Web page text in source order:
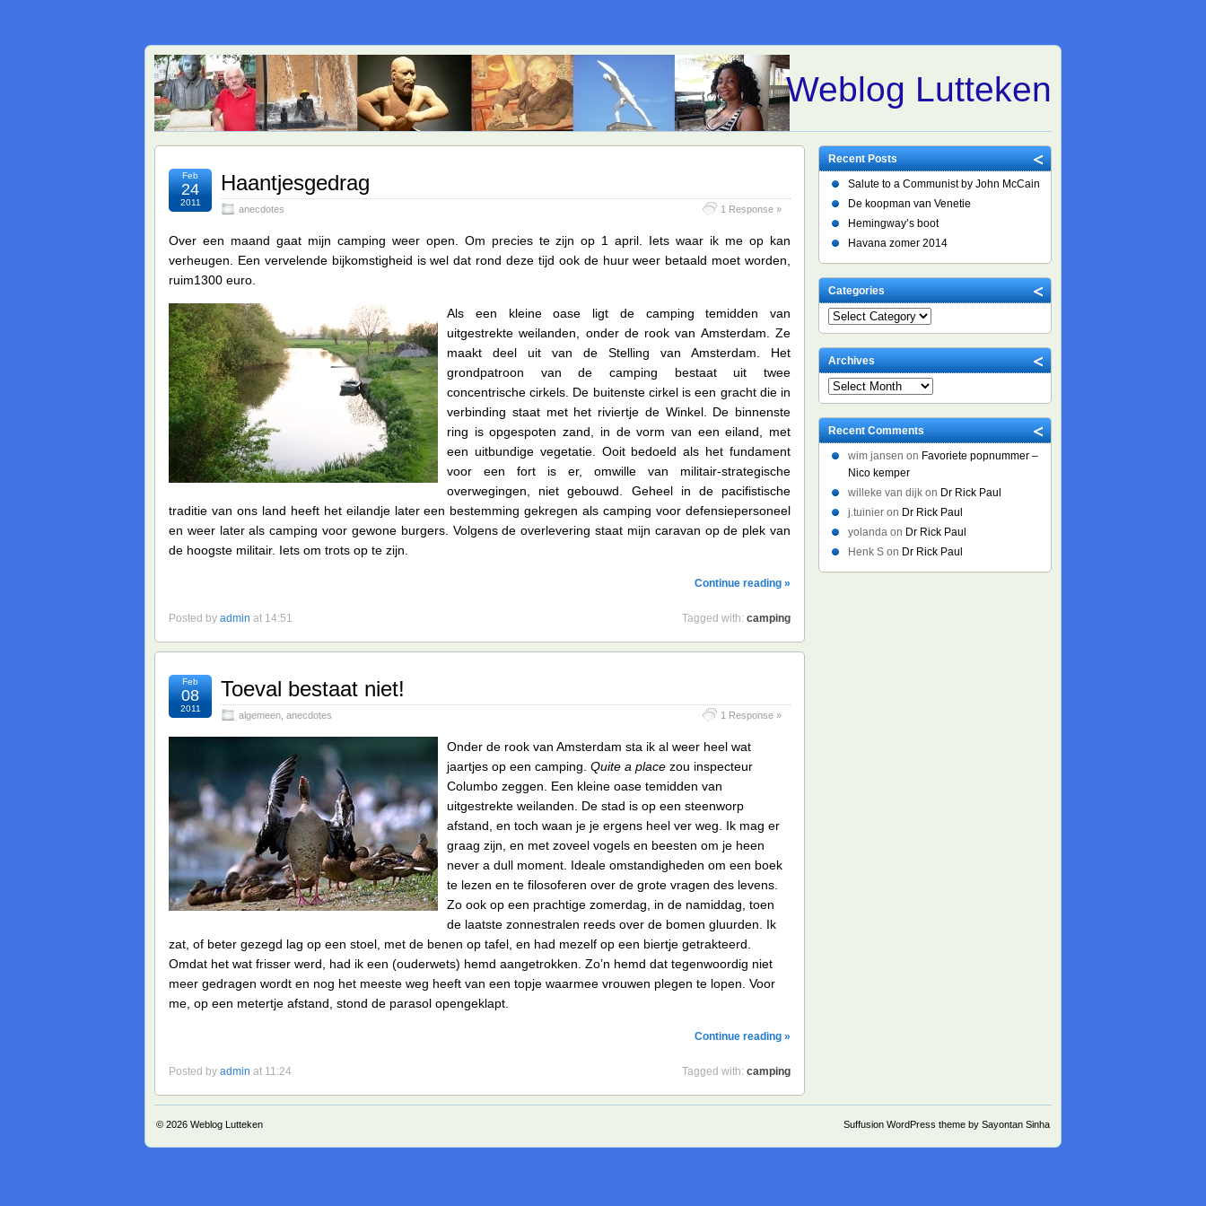
Weblog Lutteken
Feb
24
2011
Haantjesgedrag
anecdotes 1 Response »
Over een maand gaat mijn camping weer open. Om precies te zijn op 1 april. Iets waar ik me op kan
verheugen. Een vervelende bijkomstigheid is wel dat rond deze tijd ook de huur weer betaald moet worden,
ruim1300 euro.
Als een kleine oase ligt de camping temidden van
uitgestrekte weilanden, onder de rook van Amsterdam. Ze
maakt deel uit van de Stelling van Amsterdam. Het
grondpatroon van de camping bestaat uit twee
concentrische cirkels. De buitenste cirkel is een gracht die in
verbinding staat met het riviertje de Winkel. De binnenste
ring is opgespoten zand, in de vorm van een eiland, met
een uitbundige vegetatie. Ooit bedoeld als het fundament
voor een fort is er, omwille van militair-strategische
overwegingen, niet gebouwd. Geheel in de pacifistische
traditie van ons land heeft het eilandje later een bestemming gekregen als camping voor defensiepersoneel
en weer later als camping voor gewone burgers. Volgens de overlevering staat mijn caravan op de plek van
de hoogste militair. Iets om trots op te zijn.
Continue reading »
Posted by admin at 14:51 Tagged with: camping
Feb
08
2011
Toeval bestaat niet!
algemeen anecdotes 1 Response »
Onder de rook van Amsterdam sta ik al weer heel wat
jaartjes op een camping. Quite a place zou inspecteur
Columbo zeggen. Een kleine oase temidden van
uitgestrekte weilanden. De stad is op een steenworp
afstand, en toch waan je je ergens heel ver weg. Ik mag er
graag zijn, en met zoveel vogels en beesten om je heen
never a dull moment. Ideale omstandigheden om een boek
te lezen en te filosoferen over de grote vragen des levens.
Zo ook op een prachtige zomerdag, in de namiddag, toen
de laatste zonnestralen reeds over de bomen gluurden. Ik
zat, of beter gezegd lag op een stoel, met de benen op tafel, en had mezelf op een biertje getrakteerd.
Omdat het wat frisser werd, had ik een (ouderwets) hemd aangetrokken. Zo’n hemd dat tegenwoordig niet
meer gedragen wordt en nog het meeste weg heeft van een topje waarmee vrouwen plegen te lopen. Voor
me, op een metertje afstand, stond de parasol opengeklapt.
Continue reading »
Posted by admin at 11:24 Tagged with: camping
Recent Posts
Salute to a Communist by John McCain
De koopman van Venetie
Hemingway’s boot
Havana zomer 2014
Categories
Archives
Recent Comments
wim jansen on Favoriete popnummer –
Nico kemper
willeke van dijk on Dr Rick Paul
j.tuinier on Dr Rick Paul
yolanda on Dr Rick Paul
Henk S on Dr Rick Paul
© 2026 Weblog Lutteken Suffusion WordPress theme by Sayontan Sinha